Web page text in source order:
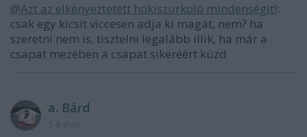
@Azt az elkényeztetett hokiszurkoló mindenségit!:
csak egy kicsit viccesen adja ki magát, nem? ha
szeretni nem is, tisztelni legalább illik, ha már a
csapat mezében a csapat sikeréért küzd
a. Bárd